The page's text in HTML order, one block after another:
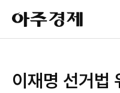
아
주
경
이재명 선거법